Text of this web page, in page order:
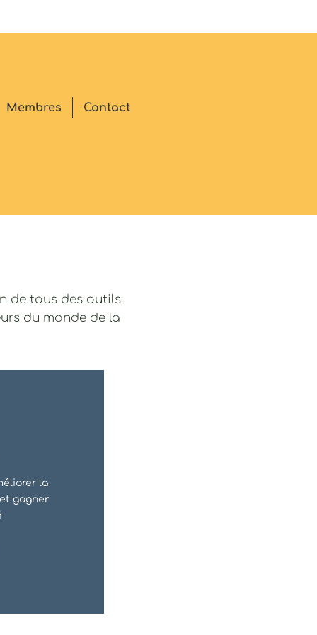
Membres Contact
de tous des outils
du monde de la
la
gagner